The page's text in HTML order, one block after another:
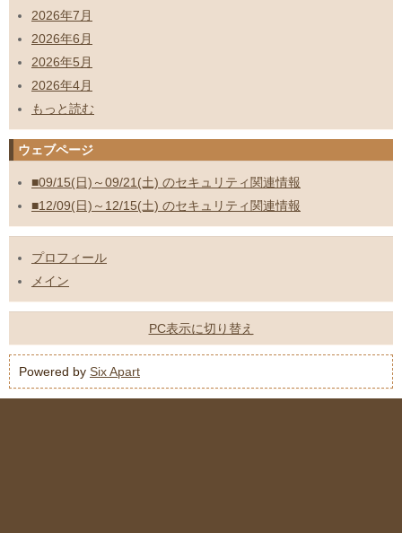
2026年7月
2026年6月
2026年5月
2026年4月
もっと読む
ウェブページ
■09/15(日)～09/21(土) のセキュリティ関連情報
■12/09(日)～12/15(土) のセキュリティ関連情報
プロフィール
メイン
PC表示に切り替え
Powered by Six Apart